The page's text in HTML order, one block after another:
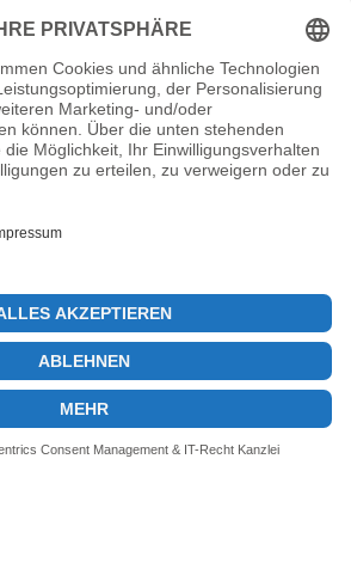
US-Senat bleibt…
Washington handelt schnell
Krypto-Regulierung der USA.In einer
2026 KryptoInsights.de
ImpressumDatenschutz